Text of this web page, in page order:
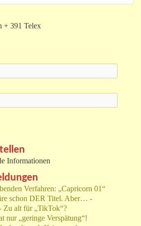
+ 391 Telex
Informationen
Verfahren: „Capricorn 01“
schon DER Titel. Aber… -
Zu alt für „TikTok“?
nur „geringe Verspätung“!